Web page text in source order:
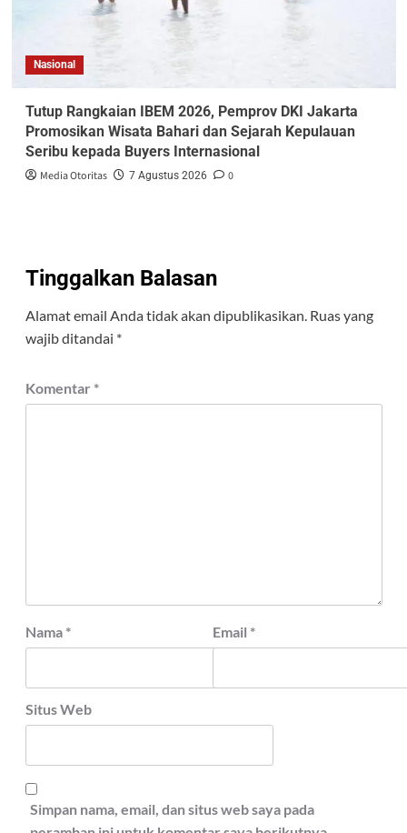
Nasional
Tutup Rangkaian IBEM 2026, Pemprov DKI Jakarta
Promosikan Wisata Bahari dan Sejarah Kepulauan
Seribu kepada Buyers Internasional
Media Otoritas 7 Agustus 2026 0
Tinggalkan Balasan
Alamat email Anda tidak akan dipublikasikan. Ruas yang
wajib ditandai *
Komentar *
Nama * Email *
Situs Web
Simpan nama, email, dan situs web saya pada